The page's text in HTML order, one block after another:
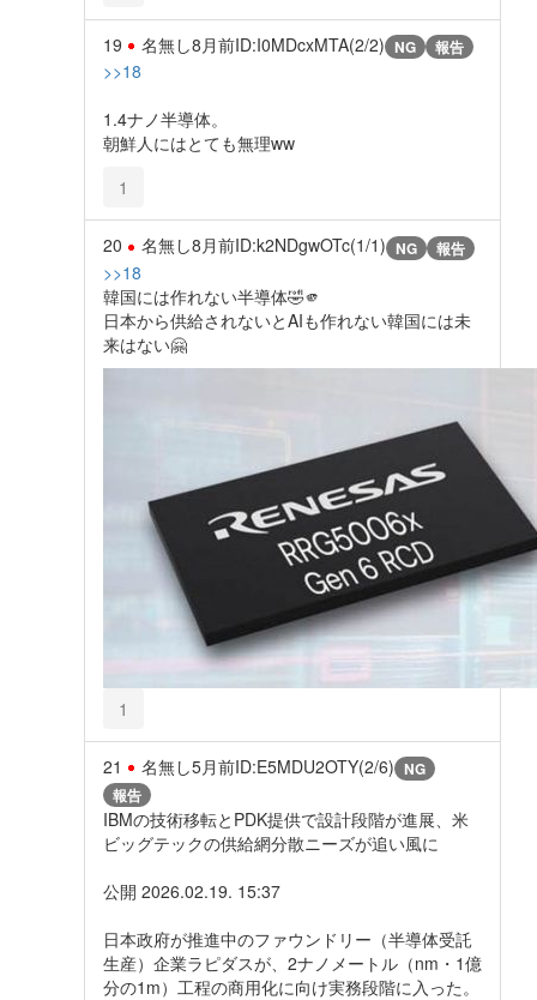
19 名無し8月前ID:I0MDcxMTA(2/2) NG 報告
>>18
1.4ナノ半導体。
朝鮮人にはとても無理ww
1
20 名無し8月前ID:k2NDgwOTc(1/1) NG 報告
>>18
韓国には作れない半導体🤣🫵
日本から供給されないとAIも作れない韓国には未
来はない🤗
1
21 名無し5月前ID:E5MDU2OTY(2/6) NG
報告
IBMの技術移転とPDK提供で設計段階が進展、米
ビッグテックの供給網分散ニーズが追い風に
公開 2026.02.19. 15:37
日本政府が推進中のファウンドリー（半導体受託
生産）企業ラピダスが、2ナノメートル（nm・1億
分の1m）工程の商用化に向け実務段階に入った。